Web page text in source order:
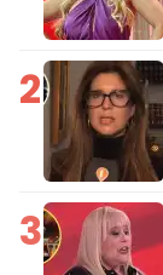
2
3